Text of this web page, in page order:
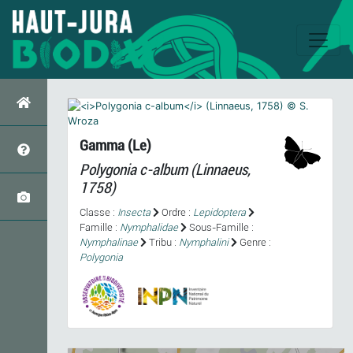
Gamma (Le)
Polygonia c-album(Linnaeus,
1758)
Classe : Insecta Ordre : Lepidoptera
Famille : Nymphalidae
Sous-Famille :
Nymphalinae
Tribu : Nymphalini
Genre :
Polygonia